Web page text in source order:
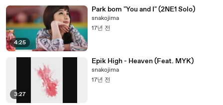
4:25
Park bom "You and I" (2NE1 Solo)
snakojima
17년 전
3:27
Epik High - Heaven (Feat. MYK)
snakojima
17년 전